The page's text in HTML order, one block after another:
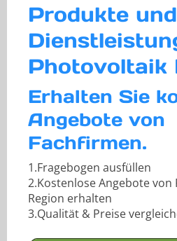
Anbieter
Anbieter
Produkte und
Photovoltaik
Erhalten Sie
Angebote von
Fachfirmen.
1.Fragebogen ausfüllen
2.Kostenlose Angebote
Region erhalten
3.Qualität & Preise